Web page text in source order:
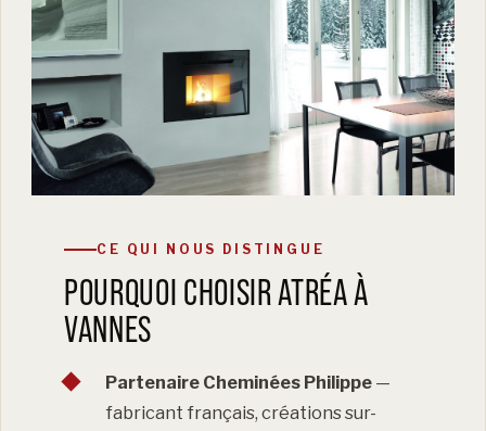
CE QUI NOUS DISTINGUE
POURQUOI CHOISIR ATRÉA À
VANNES
Partenaire Cheminées Philippe —
fabricant français, créations sur-